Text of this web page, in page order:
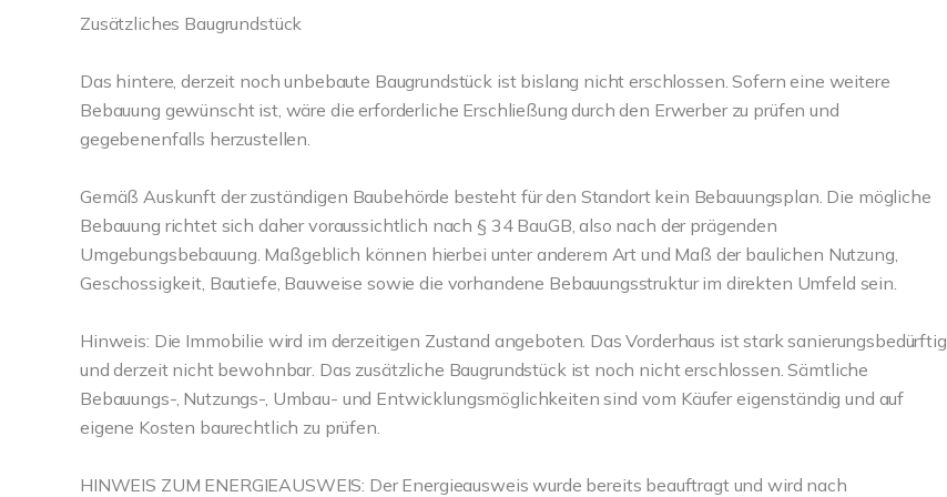
Zusätzliches Baugrundstück
Das hintere, derzeit noch unbebaute Baugrundstück ist bislang nicht erschlossen. Sofern eine weitere
Bebauung gewünscht ist, wäre die erforderliche Erschließung durch den Erwerber zu prüfen und
gegebenenfalls herzustellen.
Gemäß Auskunft der zuständigen Baubehörde besteht für den Standort kein Bebauungsplan. Die mögliche
Bebauung richtet sich daher voraussichtlich nach § 34 BauGB, also nach der prägenden
Umgebungsbebauung. Maßgeblich können hierbei unter anderem Art und Maß der baulichen Nutzung,
Geschossigkeit, Bautiefe, Bauweise sowie die vorhandene Bebauungsstruktur im direkten Umfeld sein.
Hinweis: Die Immobilie wird im derzeitigen Zustand angeboten. Das Vorderhaus ist stark sanierungsbedürftig
und derzeit nicht bewohnbar. Das zusätzliche Baugrundstück ist noch nicht erschlossen. Sämtliche
Bebauungs-, Nutzungs-, Umbau- und Entwicklungsmöglichkeiten sind vom Käufer eigenständig und auf
eigene Kosten baurechtlich zu prüfen.
HINWEIS ZUM ENERGIEAUSWEIS: Der Energieausweis wurde bereits beauftragt und wird nach